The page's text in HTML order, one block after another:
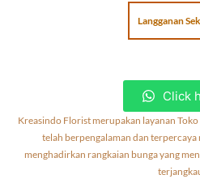
Langganan
Click
Kreasindo Florist merupakan layanan Toko
telah berpengalaman dan terpercaya
menghadirkan rangkaian bunga yang